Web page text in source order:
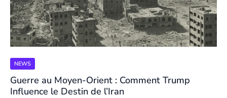
NEWS
Guerre au Moyen-Orient : Comment Trump
Influence le Destin de l’Iran